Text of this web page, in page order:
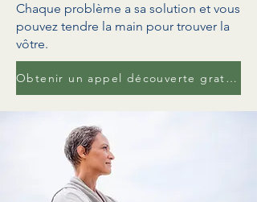
Chaque problème a sa solution et vous
pouvez tendre la main pour trouver la
vôtre.
Obtenir un appel découverte gratuit de 30 min